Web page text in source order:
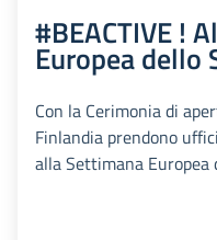
#BEACTIVE !
Europea dello
Con la Cerimonia di
Finlandia prendono
alla Settimana Europea